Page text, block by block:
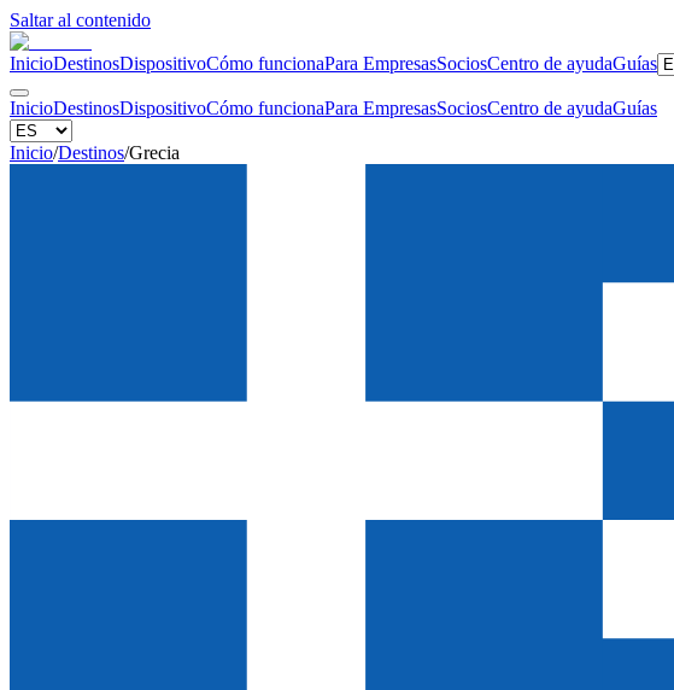
Saltar al contenido
InicioDestinosDispositivoCómo funcionaPara EmpresasSociosCentro de ayudaGuías
InicioDestinosDispositivoCómo funcionaPara EmpresasSociosCentro de ayudaGuías
Inicio/Destinos/Grecia